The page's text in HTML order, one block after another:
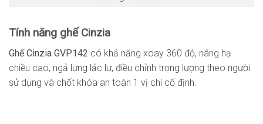
Tính năng ghế Cinzia
Ghế Cinzia GVP142 có khả năng xoay 360 độ, nâng hạ
chiều cao, ngả lưng lắc lư, điều chỉnh trọng lượng theo người
sử dụng và chốt khóa an toàn 1 vị chí cố định.